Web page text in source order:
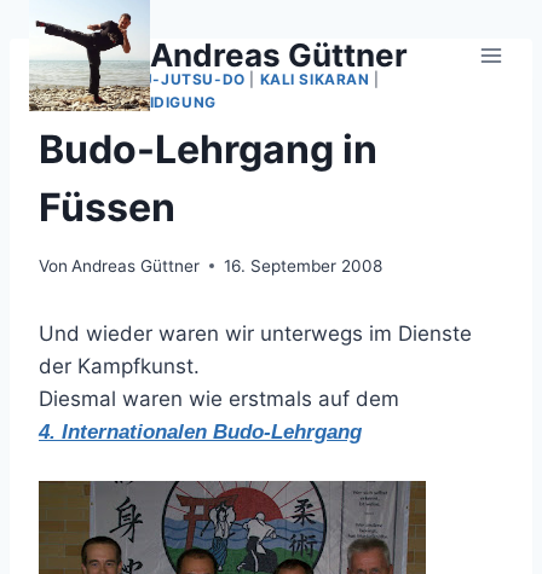
Zum
springen
Andreas Güttner
JIU-JITSU|JU-JUTSU-DO KALI SIKARAN
SELBSTVERTEIDIGUNG
Budo-Lehrgang in
Füssen
Von Andreas Güttner 16. September 2008
Und wieder waren wir unterwegs im Dienste
der Kampfkunst.
Diesmal waren wie erstmals auf dem
4. Internationalen Budo-Lehrgang